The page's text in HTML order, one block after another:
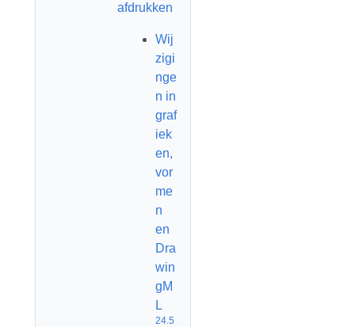
afdrukken
Wij
zigi
nge
n in
graf
iek
en,
vor
me
n
en
Dra
win
gM
L
24.5